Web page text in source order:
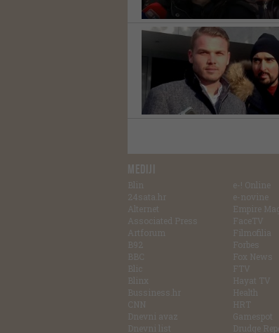
MEDIJI
Blin
24sata.hr
Alternet
Associated Press
Artforum
B92
BBC
Blic
Blinx
Bussiness.hr
CNN
Dnevni avaz
Dnevni list
e-! Online
e-novine
Empire
FaceTV
Filmofilia
Forbes
Fox News
FTV
Hayat TV
Health
HRT
Gamespot
Drudge